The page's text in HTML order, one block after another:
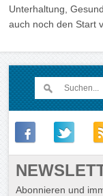
Unterhaltung,
auch noch den Start
Abonnieren und